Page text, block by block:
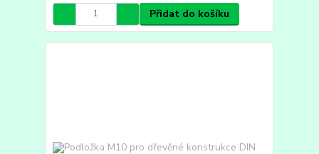
Přidat do košíku